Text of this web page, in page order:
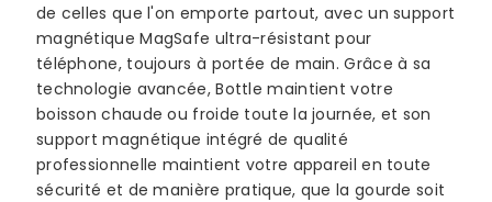
de celles que l'on emporte partout, avec un support
magnétique MagSafe ultra-résistant pour
téléphone, toujours à portée de main. Grâce à sa
technologie avancée, Bottle maintient votre
boisson chaude ou froide toute la journée, et son
support magnétique intégré de qualité
professionnelle maintient votre appareil en toute
sécurité et de manière pratique, que la gourde soit